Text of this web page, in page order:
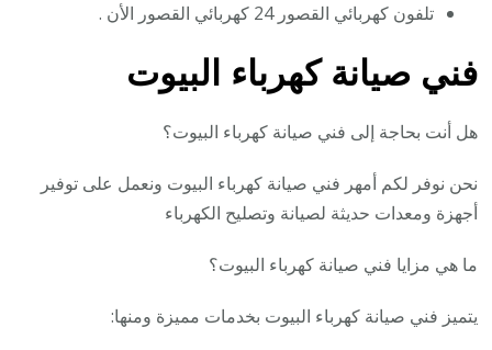
تلفون كهربائي القصور 24 كهربائي القصور الأن .
فني صيانة كهرباء البيوت
هل أنت بحاجة إلى فني صيانة كهرباء البيوت؟
نحن نوفر لكم أمهر فني صيانة كهرباء البيوت ونعمل على توفير
أجهزة ومعدات حديثة لصيانة وتصليح الكهرباء
ما هي مزايا فني صيانة كهرباء البيوت؟
يتميز فني صيانة كهرباء البيوت بخدمات مميزة ومنها: